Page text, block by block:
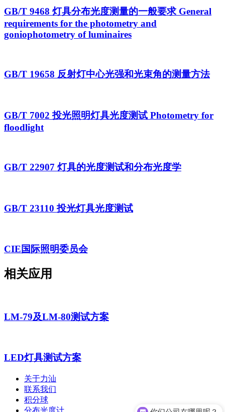
GB/T 9468 灯具分布光度测量的一般要求 General
requirements for the photometry and
goniophotometry of luminaires
GB/T 19658 反射灯中心光强和光束角的测量方法
GB/T 7002 投光照明灯具光度测试 Photometry for
floodlight
GB/T 22907 灯具的光度测试和分布光度学
GB/T 23110 投光灯具光度测试
CIE国际照明委员会
相关应用
LM-79及LM-80测试方案
LED灯具测试方案
关于力汕
联系我们
积分球
分布光度计